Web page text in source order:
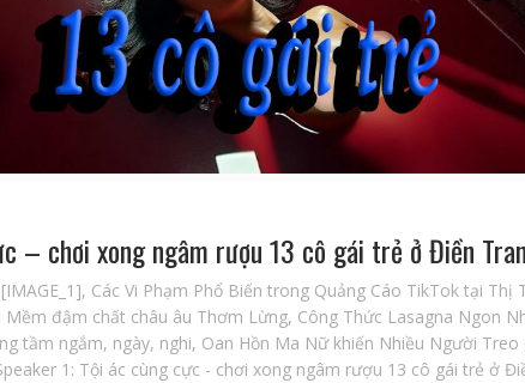
– chơi xong ngâm rượu 13 cô gái trẻ ở Điền
[IMAGE_1], Các Vi Phạm Phổ Biến trong Quảng Cáo TikTok tại Thị
Mềm đậm chất châu âu Thơm Lừng, Công Thức Lasagna Ngon
tầm ngắm, ngày, nghi, Oan Hồn Ma Nữ khiến Nhiều Người Treo
1: Tội ác cùng cực - chơi xong ngâm rượu 13 cô gái trẻ ở